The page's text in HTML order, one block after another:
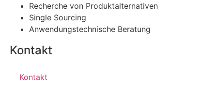
Recherche von Produktalternativen
Single Sourcing
Anwendungstechnische Beratung
Kontakt
Kontakt